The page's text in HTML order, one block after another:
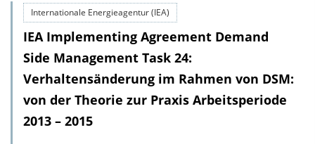
l
i
k
w
n
l
o
a
Internationale Energieagentur (IEA)
IEA Implementing Agreement Demand
Side Management Task 24:
Verhaltensänderung im Rahmen von DSM:
von der Theorie zur Praxis Arbeitsperiode
2013 – 2015